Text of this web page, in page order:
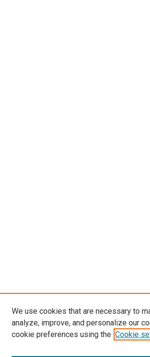
We use cookies that are necessary to
analyze, improve, and personalize our
cookie preferences using the Cookie